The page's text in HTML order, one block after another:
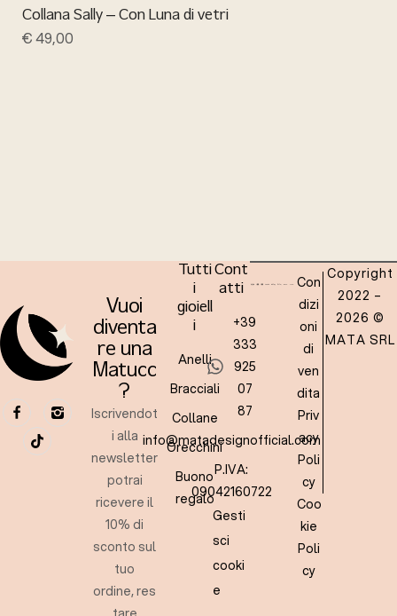
Collana Sally – Con Luna di vetri
€49,00
Vuoi
diventa
re una
Matucc
?
Iscrivendot
i alla
newsletter
potrai
ricevere il
10% di
sconto sul
tuo
ordine, res
Tutti
i
gioiell
i
Anelli
Bracciali
Collane
Orecchini
Buono
regalo
Cont
atti
+39
333
925
07
87
info@matadesignofficial.com
P.IVA:
09042160722
Gesti
sci
cooki
e
Con
dizi
oni
di
ven
dita
Priv
acy
Poli
cy
Coo
kie
Poli
cy
Copyright
2022 –
2026 ©
MATA SRL